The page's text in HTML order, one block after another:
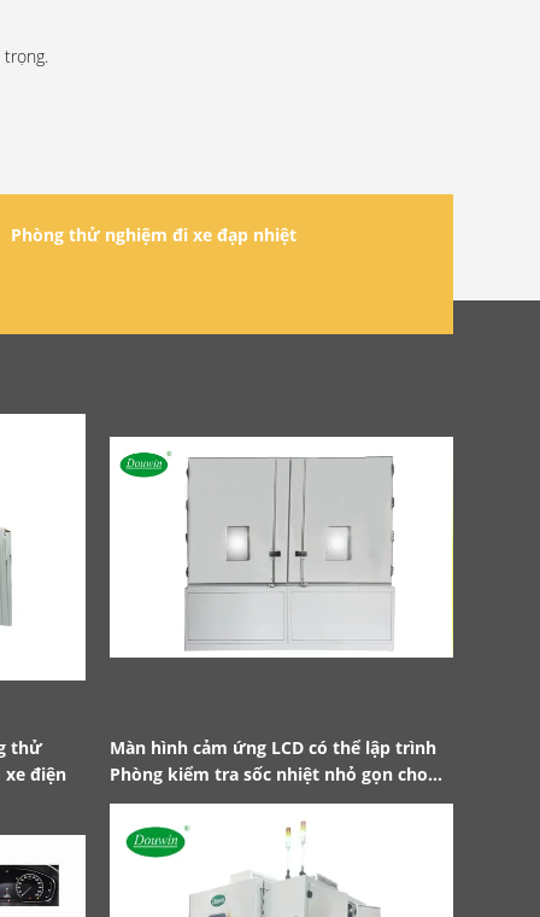
trọng.
Phòng thử nghiệm đi xe đạp nhiệt
thử
điện
Màn hình cảm ứng LCD có thể lập trình
Phòng kiểm tra sốc nhiệt nhỏ gọn cho
phòng thí nghiệm